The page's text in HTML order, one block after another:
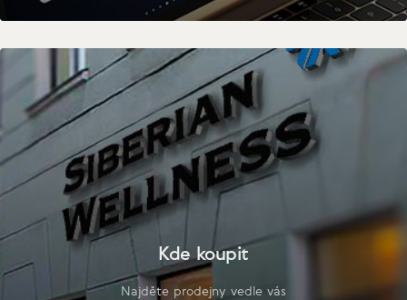
Kde koupit
Najděte prodejny vedle vás